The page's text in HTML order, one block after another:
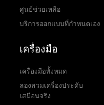
ศูนย์ช่วยเหลือ
บริการออกแบบที่กำหนดเอง
เครื่องมือ
เครื่องมือทั้งหมด
ลองสวมเครื่องประดับ
เสมือนจริง